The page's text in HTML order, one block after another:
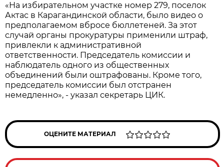
«На избирательном участке номер 279, поселок
Актас в Карагандинской области, было видео о
предполагаемом вбросе бюллетеней. За этот
случай органы прокуратуры применили штраф,
привлекли к административной
ответственности. Председатель комиссии и
наблюдатель одного из общественных
объединений были оштрафованы. Кроме того,
председатель комиссии был отстранен
немедленно», - указал секретарь ЦИК.
ОЦЕНИТЕ МАТЕРИАЛ